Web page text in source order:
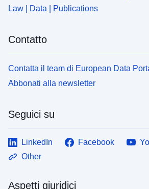
Law | Data | Publications
Contatto
Contatta il team di European Data
Abbonati alla newsletter
Seguici su
LinkedIn Facebook
Other
Aspetti giuridici